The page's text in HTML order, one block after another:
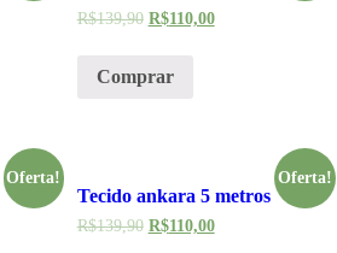
R$139,90 R$110,00
Comprar
Oferta! Oferta!
Tecido ankara 5 metros
R$139,90 R$110,00